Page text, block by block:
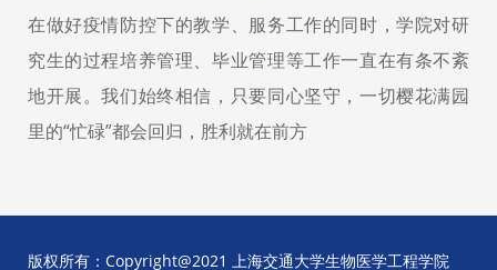
在做好疫情防控下的教学、服务工作的同时，学院对研
究生的过程培养管理、毕业管理等工作一直在有条不紊
地开展。我们始终相信，只要同心坚守，一切樱花满园
里的“忙碌”都会回归，胜利就在前方
版权所有：Copyright@2021 上海交通大学生物医学工程学院